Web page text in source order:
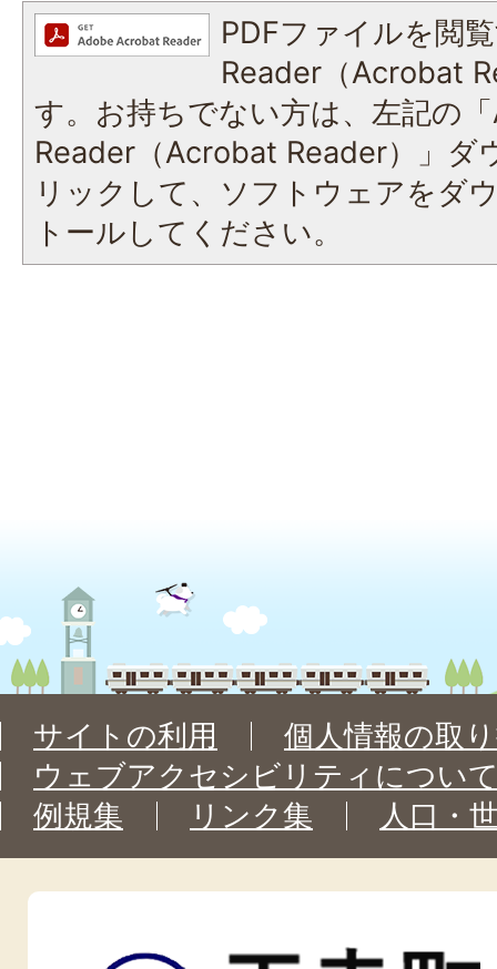
PDFファイルを閲
Reader（Acrobat
す。お持ちでない方は、左記の
Reader（Acrobat Reader）」ダ
リックして、ソフトウェアをダ
トールしてください。
サイトの利用
個人情報の取
ウェブアクセシビリティについ
例規集
リンク集 人口・